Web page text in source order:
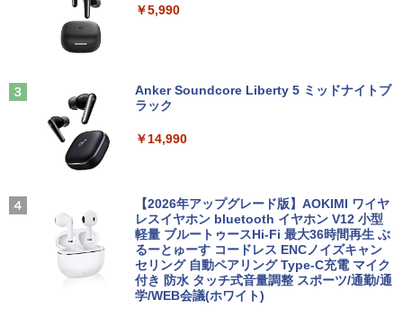
urface Book 2 中古｜中古ノートパソコ
ノートパソコン
2026】【Office 2024 H&B】【WEBカメ
ラ×テンキー】富士通 LIFEBOOK A5510/
Core i5-10210U/メモリ: 8GB/16GB/32G
B/SSD:256GB/512GB/1TB/Wi-fi/Blueto
oth/15.6型/HDMI/USB3.2/パソコン 中古
PC 中古ノートパソコン Windows11
レッシュPC デスクトップ キーボード＆
【中古】NEC◆デスクトップパソコン L
￥17,160
【Windows11】 【超小型】 DELL Opti
Plex 3060 Micro マイクロ MFF 第8世代
Core i5 8400T/1.70GHz 8GB SSD256G
フィリップス（ディスプレイ） 221S9A/
11 [21.5型液晶ディスプレイ/1920×1080/
フル保証]
【IPSパネル/フレームレス】 液晶モニタ
ー 27インチ PS5 対応 フルHD スピーカ
ー 内蔵 VESA 対応 リフレッシュレート 1
00Hz HDMI RGB JAPANNEXT JN-IPS27
1FHD 27型 JNIPS271FHD ジャパンネク
刊) 全巻セット [入荷予約]
の歩き方編集室 ]
￥2,750
￥5,990
Anker Soundcore Liberty 5 ミッドナイトブ
ラック
￥14,990
【2026年アップグレード版】AOKIMI ワイヤ
レスイヤホン bluetooth イヤホン V12 小型
軽量 ブルートゥースHi-Fi 最大36時間再生 ぶ
るーとゅーす コードレス ENCノイズキャン
セリング 自動ペアリング Type-C充電 マイク
付き 防水 タッチ式音量調整 スポーツ/通勤/通
学/WEB会議(ホワイト)